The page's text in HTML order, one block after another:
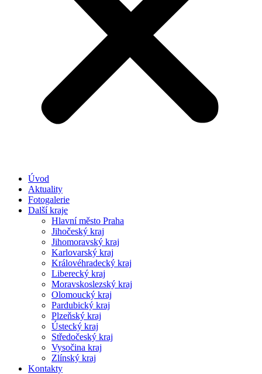
Úvod
Aktuality
Fotogalerie
Další kraje
Hlavní město Praha
Jihočeský kraj
Jihomoravský kraj
Karlovarský kraj
Královéhradecký kraj
Liberecký kraj
Moravskoslezský kraj
Olomoucký kraj
Pardubický kraj
Plzeňský kraj
Ústecký kraj
Středočeský kraj
Vysočina kraj
Zlínský kraj
Kontakty